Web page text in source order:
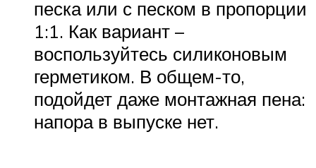
песка или с песком в пропорции
1:1. Как вариант –
воспользуйтесь силиконовым
герметиком. В общем-то,
подойдет даже монтажная пена:
напора в выпуске нет.